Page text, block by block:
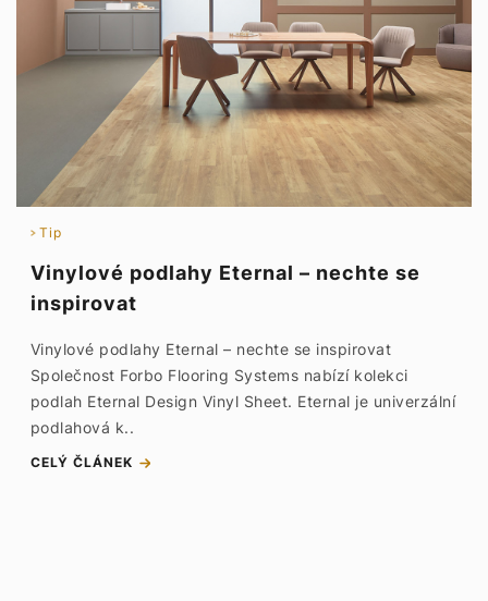
Tip
Vinylové podlahy Eternal – nechte se
inspirovat
Vinylové podlahy Eternal – nechte se inspirovat
Společnost Forbo Flooring Systems nabízí kolekci
podlah Eternal Design Vinyl Sheet. Eternal je univerzální
podlahová k..
CELÝ ČLÁNEK